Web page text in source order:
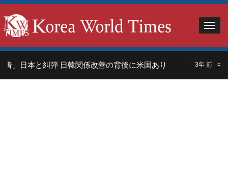
」日本と糾弾 日韓関係改善の背後に米国あり 3年 前 中